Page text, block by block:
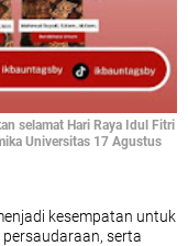
selamat Hari Raya Idul Fitri
Universitas 17 Agustus
kesempatan untuk
serta